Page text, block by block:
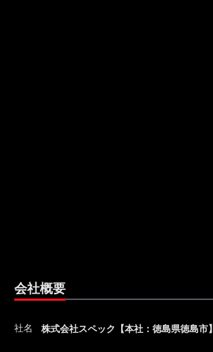
会社概要
社名 株式会社スペック【本社：徳島県徳島市】